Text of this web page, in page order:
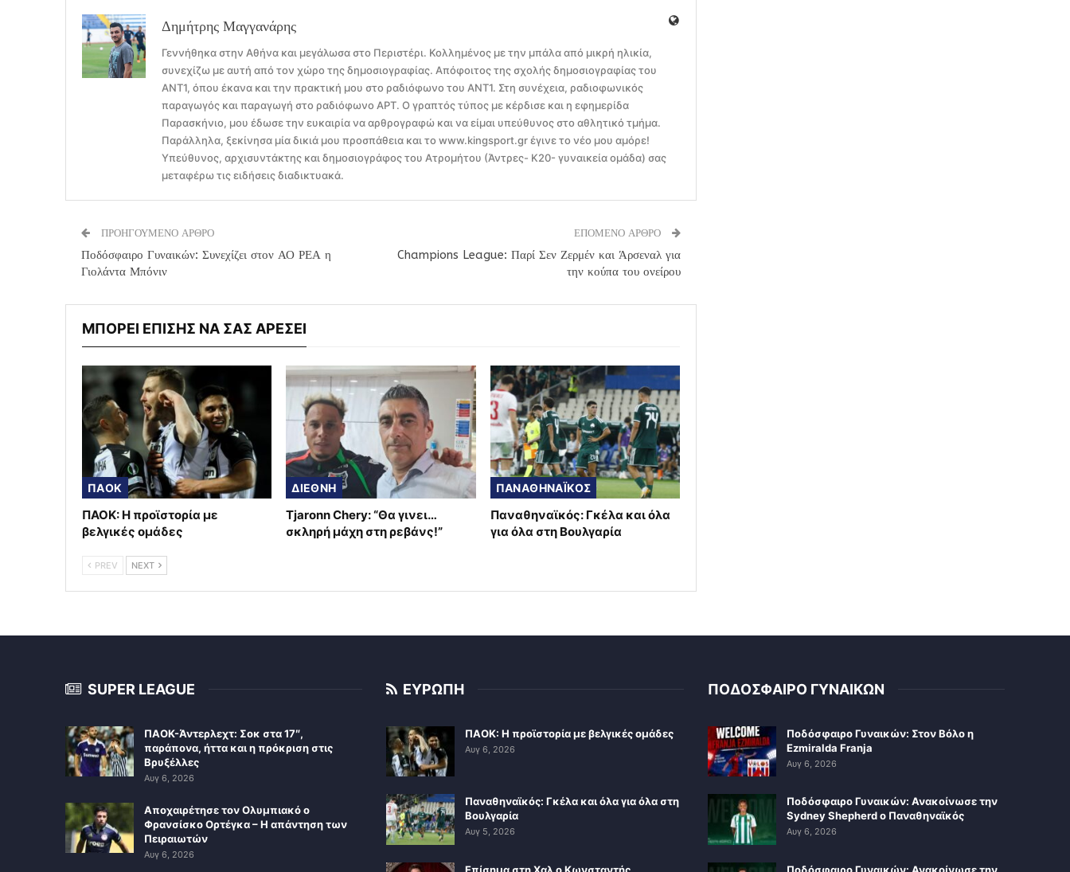
Δημήτρης Μαγγανάρης
Γεννήθηκα στην Αθήνα και μεγάλωσα στο Περιστέρι. Κολλημένος με την μπάλα από μικρή ηλικία,
συνεχίζω με αυτή από τον χώρο της δημοσιογραφίας. Απόφοιτος της σχολής δημοσιογραφίας του
ΑΝΤ1, όπου έκανα και την πρακτική μου στο ραδιόφωνο του ΑΝΤ1. Στη συνέχεια, ραδιοφωνικός
παραγωγός και παραγωγή στο ραδιόφωνο ΑΡΤ. Ο γραπτός τύπος με κέρδισε και η εφημερίδα
Παρασκήνιο, μου έδωσε την ευκαιρία να αρθρογραφώ και να είμαι υπεύθυνος στο αθλητικό τμήμα.
Παράλληλα, ξεκίνησα μία δικιά μου προσπάθεια και το www.kingsport.gr έγινε το νέο μου αμόρε!
Υπεύθυνος, αρχισυντάκτης και δημοσιογράφος του Ατρομήτου (Άντρες- Κ20- γυναικεία ομάδα) σας
μεταφέρω τις ειδήσεις διαδικτυακά.
ΠΡΟΗΓΟΥΜΕΝΟ ΑΡΘΡΟ
Ποδόσφαιρο Γυναικών: Συνεχίζει στον ΑΟ ΡΕΑ η
Γιολάντα Μπόνιν
ΕΠΟΜΕΝΟ ΑΡΘΡΟ
Champions League: Παρί Σεν Ζερμέν και Άρσεναλ για
την κούπα του ονείρου
ΜΠΟΡΕΙ ΕΠΙΣΗΣ ΝΑ ΣΑΣ ΑΡΕΣΕΙ
ΠΑΟΚ
ΠΑΟΚ: Η προϊστορία με
βελγικές ομάδες
ΔΙΕΘΝΗ
Tjaronn Chery: “Θα γινει…
σκληρή μάχη στη ρεβάνς!”
ΠΑΝΑΘΗΝΑΪΚΟΣ
Παναθηναϊκός: Γκέλα και όλα
για όλα στη Βουλγαρία
PREV NEXT
SUPER LEAGUE
ΠΑΟΚ-Άντερλεχτ: Σοκ στα 17″,
παράπονα, ήττα και η πρόκριση στις
Βρυξέλλες
Αυγ 6, 2026
Αποχαιρέτησε τον Ολυμπιακό ο
Φρανσίσκο Ορτέγκα – Η απάντηση των
Πειραιωτών
Αυγ 6, 2026
ΕΥΡΩΠΗ
ΠΑΟΚ: Η προϊστορία με βελγικές ομάδες
Αυγ 6, 2026
Παναθηναϊκός: Γκέλα και όλα για όλα στη
Βουλγαρία
Αυγ 5, 2026
ΠΟΔΟΣΦΑΙΡΟ ΓΥΝΑΙΚΩΝ
Ποδόσφαιρο Γυναικών: Στον Βόλο η
Ezmiralda Franja
Αυγ 6, 2026
Ποδόσφαιρο Γυναικών: Ανακοίνωσε την
Sydney Shepherd ο Παναθηναϊκός
Αυγ 6, 2026